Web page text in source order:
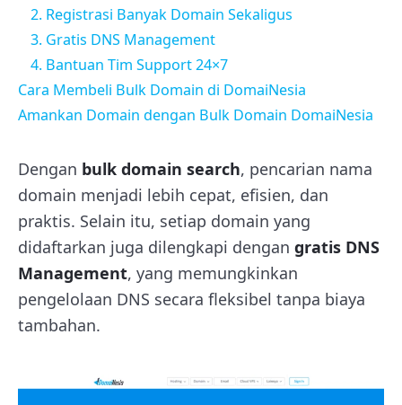
2. Registrasi Banyak Domain Sekaligus
3. Gratis DNS Management
4. Bantuan Tim Support 24×7
Cara Membeli Bulk Domain di DomaiNesia
Amankan Domain dengan Bulk Domain DomaiNesia
Dengan bulk domain search, pencarian nama
domain menjadi lebih cepat, efisien, dan
praktis. Selain itu, setiap domain yang
didaftarkan juga dilengkapi dengan gratis DNS
Management, yang memungkinkan
pengelolaan DNS secara fleksibel tanpa biaya
tambahan.